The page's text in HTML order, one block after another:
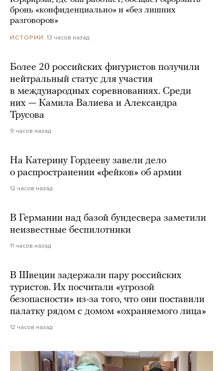
бронь «конфиденциально» и «без лишних
разговоров»
ИСТОРИИ 13 часов назад
Более 20 российских фигуристов получили
нейтральный статус для участия
в международных соревнованиях. Среди
них — Камила Валиева и Александра
Трусова
9 часов назад
На Катерину Гордееву завели дело
о распространении «фейков» об армии
12 часов назад
В Германии над базой бундесвера заметили
неизвестные беспилотники
11 часов назад
В Швеции задержали пару российских
туристов. Их посчитали «угрозой
безопасности» из-за того, что они поставили
палатку рядом с домом «охраняемого лица»
12 часов назад